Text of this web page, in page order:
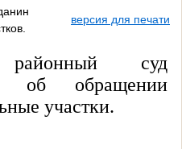
версия для печати
районный суд
об обращении
участки.